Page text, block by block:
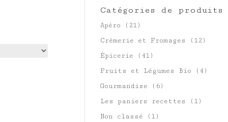
Catégories de produits
Apéro
(21)
Crèmerie et Fromages
(12)
Épicerie
(41)
Fruits et Légumes Bio
(4)
Gourmandise
(6)
Les paniers recettes
(1)
Non classé
(1)